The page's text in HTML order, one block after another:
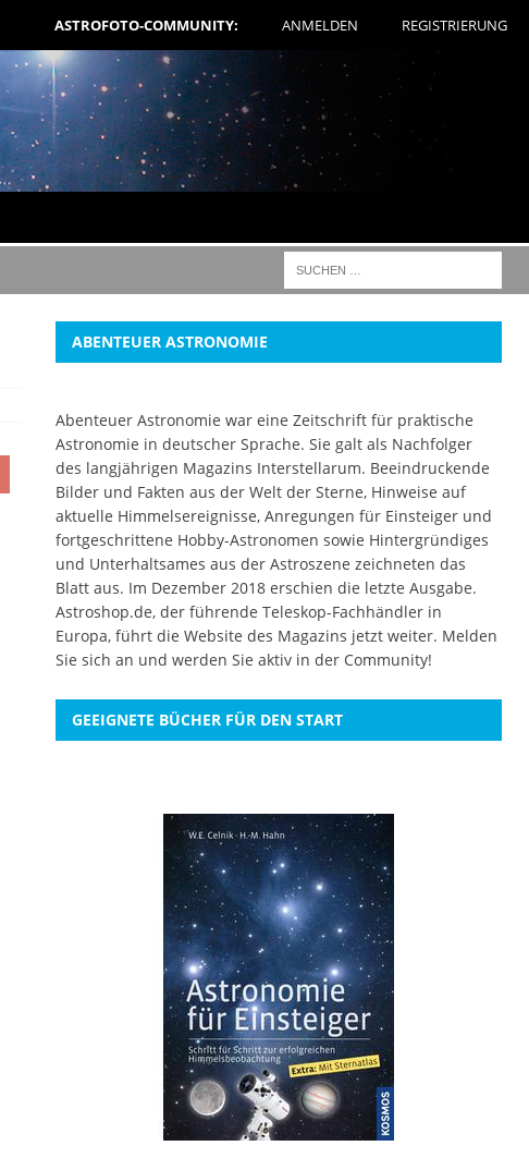
ASTROFOTO-COMMUNITY: ANMELDEN REGISTRIERUNG
ABENTEUER ASTRONOMIE
Abenteuer Astronomie war eine Zeitschrift für praktische
Astronomie in deutscher Sprache. Sie galt als Nachfolger
des langjährigen Magazins Interstellarum. Beeindruckende
Bilder und Fakten aus der Welt der Sterne, Hinweise auf
aktuelle Himmelsereignisse, Anregungen für Einsteiger und
fortgeschrittene Hobby-Astronomen sowie Hintergründiges
und Unterhaltsames aus der Astroszene zeichneten das
Blatt aus. Im Dezember 2018 erschien die letzte Ausgabe.
Astroshop.de, der führende Teleskop-Fachhändler in
Europa, führt die Website des Magazins jetzt weiter. Melden
Sie sich an und werden Sie aktiv in der Community!
GEEIGNETE BÜCHER FÜR DEN START